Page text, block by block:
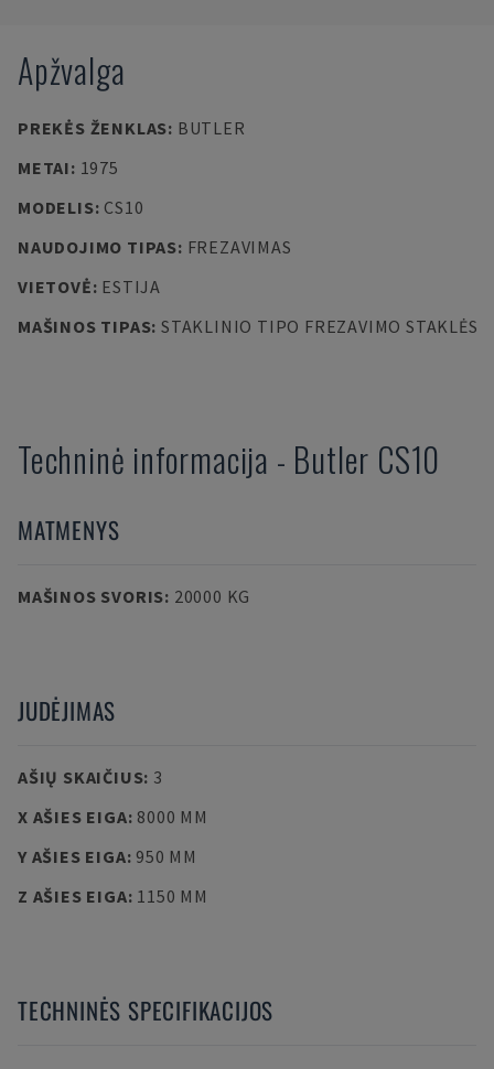
Apžvalga
PREKĖS ŽENKLAS: BUTLER
METAI: 1975
MODELIS: CS10
NAUDOJIMO TIPAS: FREZAVIMAS
VIETOVĖ: ESTIJA
MAŠINOS TIPAS: STAKLINIO TIPO FREZAVIMO STAKLĖS
Techninė informacija - Butler CS10
MATMENYS
MAŠINOS SVORIS: 20000 KG
JUDĖJIMAS
AŠIŲ SKAIČIUS: 3
X AŠIES EIGA: 8000 MM
Y AŠIES EIGA: 950 MM
Z AŠIES EIGA: 1150 MM
TECHNINĖS SPECIFIKACIJOS